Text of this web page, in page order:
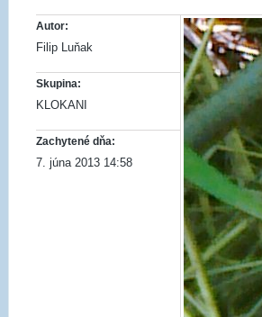
Autor:
Filip Luňak
Skupina:
KLOKANI
Zachytené dňa:
7. júna 2013 14:58